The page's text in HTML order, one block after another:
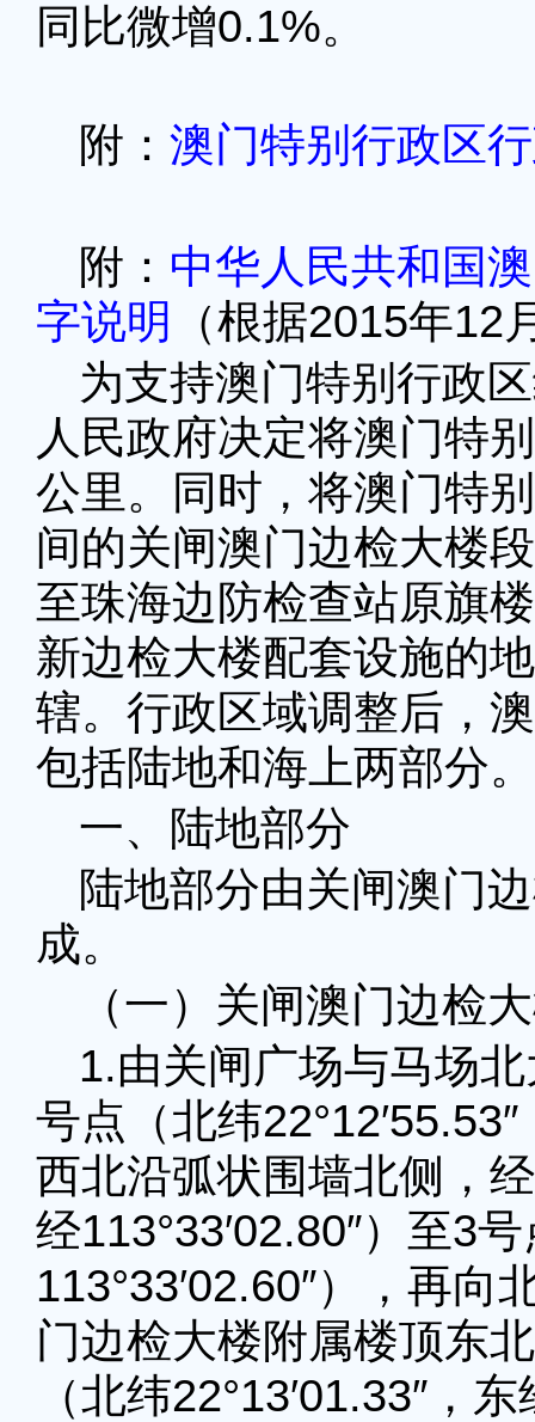
同比微增0.1%。
附： 澳门特别行政区
附： 中华人民共和国
字说明
（根据2015年
为支持澳门特别行政
人民政府决定将澳门特
公里。同时，将澳门特
间的关闸澳门边检大楼
至珠海边防检查站原旗
新边检大楼配套设施的
辖。行政区域调整后，
包括陆地和海上两部分。
一、陆地部分
陆地部分由关闸澳门
成。
（一）关闸澳门边检
1.由关闸广场与马场
号点（北纬
西北沿弧状围墙北侧，
经113°33′02.80″）至3
113°33′02.60″），再
门边检大楼附属楼顶东
（北纬22°13′01.33″，